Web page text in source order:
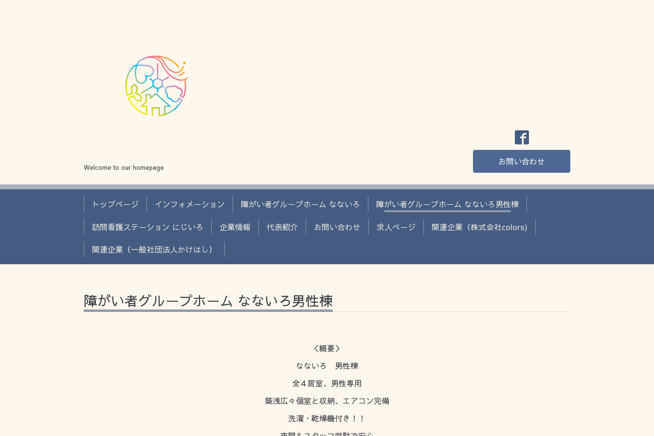
Welcome to our homepage
お問い合わせ
トップページ インフォメーション 障がい者グループホーム なないろ 障がい者グループホーム なないろ男性棟
訪問看護ステーション にじいろ 企業情報 代表紹介 お問い合わせ 求人ページ 関連企業（株式会社colors)
関連企業（一般社団法人かけはし）
障がい者グループホーム なないろ男性棟
＜概要＞
なないろ 男性棟
全４居室、男性専用
築浅広々個室と収納、エアコン完備
洗濯・乾燥機付き！！